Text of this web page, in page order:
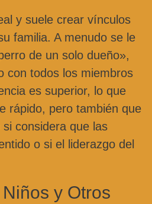
y suele crear vínculos
familia. A menudo se le
de un solo dueño»,
con todos los miembros
es superior, lo que
rápido, pero también que
considera que las
o si el liderazgo del
y Otros